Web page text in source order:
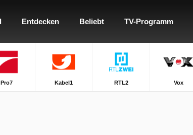
Entdecken Beliebt TV-Programm
Pro7 Kabel1 RTL2 Vox